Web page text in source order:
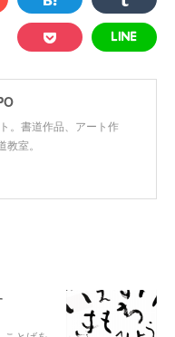
。書道作品、アート作
室。